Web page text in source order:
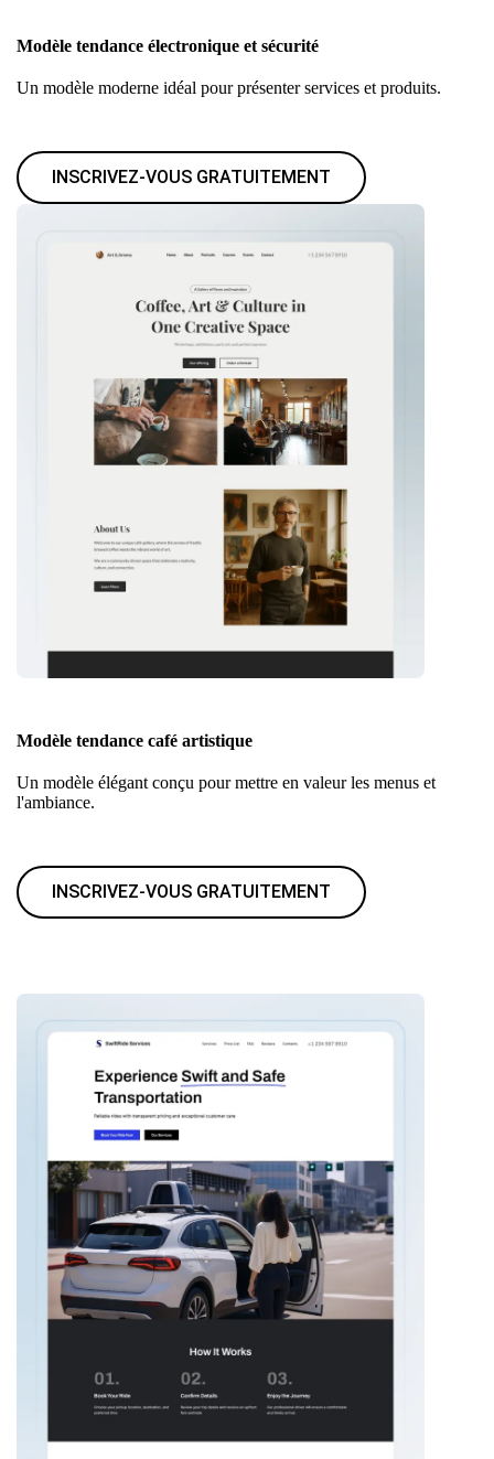
Modèle tendance électronique et sécurité
Un modèle moderne idéal pour présenter services et produits.
INSCRIVEZ-VOUS GRATUITEMENT
Modèle tendance café artistique
Un modèle élégant conçu pour mettre en valeur les menus et
l'ambiance.
INSCRIVEZ-VOUS GRATUITEMENT